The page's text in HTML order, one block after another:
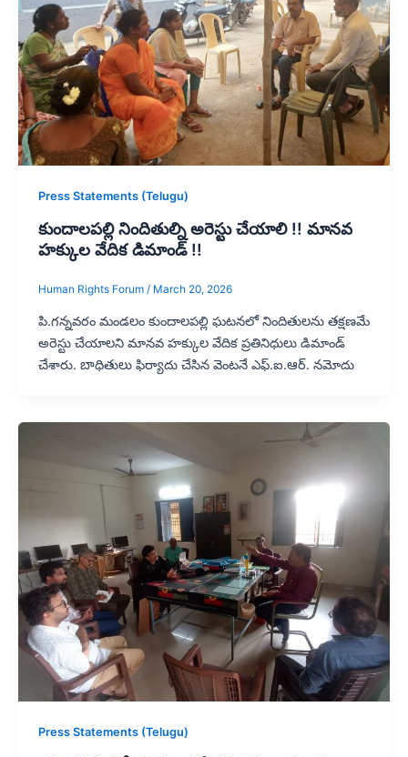
Press Statements (Telugu)
కుందాలపల్లి నిందితుల్ని అరెస్టు చేయాలి !! మానవ
హక్కుల వేదిక డిమాండ్ !!
Human Rights Forum / March 20, 2026
పి.గన్నవరం మండలం కుందాలపల్లి ఘటనలో నిందితులను తక్షణమే
అరెస్టు చేయాలని మానవ హక్కుల వేదిక ప్రతినిధులు డిమాండ్
చేశారు. బాధితులు ఫిర్యాదు చేసిన వెంటనే ఎఫ్.ఐ.ఆర్. నమోదు
Press Statements (Telugu)